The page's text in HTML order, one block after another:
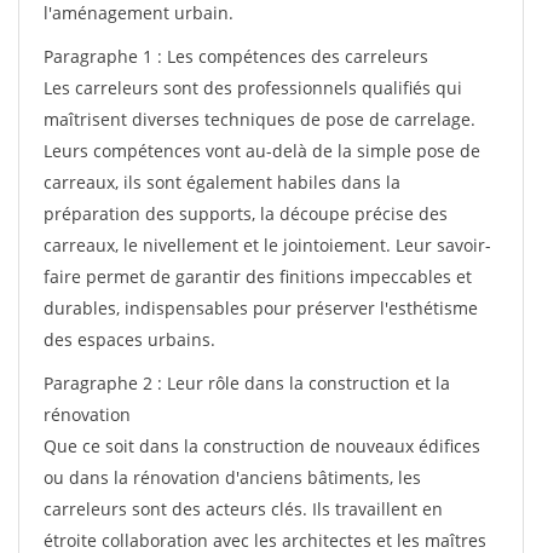
l'aménagement urbain.
Paragraphe 1 : Les compétences des carreleurs
Les carreleurs sont des professionnels qualifiés qui
maîtrisent diverses techniques de pose de carrelage.
Leurs compétences vont au-delà de la simple pose de
carreaux, ils sont également habiles dans la
préparation des supports, la découpe précise des
carreaux, le nivellement et le jointoiement. Leur savoir-
faire permet de garantir des finitions impeccables et
durables, indispensables pour préserver l'esthétisme
des espaces urbains.
Paragraphe 2 : Leur rôle dans la construction et la
rénovation
Que ce soit dans la construction de nouveaux édifices
ou dans la rénovation d'anciens bâtiments, les
carreleurs sont des acteurs clés. Ils travaillent en
étroite collaboration avec les architectes et les maîtres